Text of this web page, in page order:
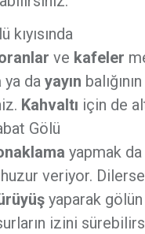
kıyısında
ve kafeler
ya da yayın
Kahvaltı için de
Gölü
yapmak da
veriyor.
yaparak
izini